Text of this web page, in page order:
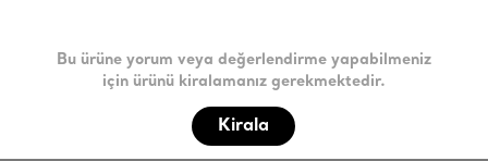
Bu ürüne yorum veya değerlendirme yapabilmeniz
için ürünü kiralamanız gerekmektedir.
Kirala